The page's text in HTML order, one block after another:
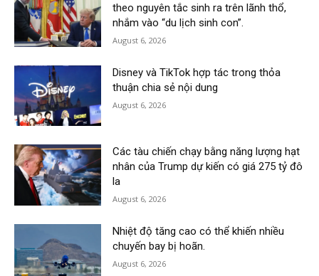
theo nguyên tắc sinh ra trên lãnh thổ,
nhắm vào “du lịch sinh con”.
August 6, 2026
Disney và TikTok hợp tác trong thỏa
thuận chia sẻ nội dung
August 6, 2026
Các tàu chiến chạy bằng năng lượng hạt
nhân của Trump dự kiến có giá 275 tỷ đô
la
August 6, 2026
Nhiệt độ tăng cao có thể khiến nhiều
chuyến bay bị hoãn.
August 6, 2026